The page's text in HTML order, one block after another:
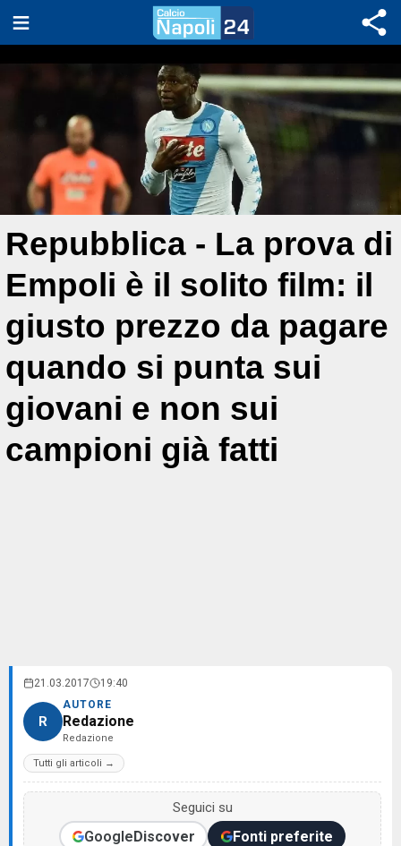
Repubblica - La prova di
Empoli è il solito film: il
giusto prezzo da pagare
quando si punta sui
giovani e non sui
campioni già fatti
21.03.2017 19:40
R
AUTORE
Redazione
Redazione
Tutti gli articoli →
Seguici su
GoogleDiscover Fonti preferite